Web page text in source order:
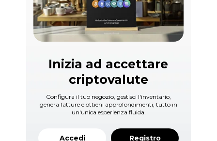
Registro
Configura il tuo negozio, gestisci l'inventario,
genera fatture e ottieni approfondimenti, tutto in
un'unica esperienza fluida.
Inizia ad accettare
criptovalute
Accedi